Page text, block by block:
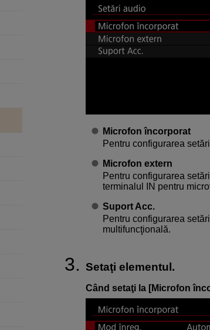
Microfon încorporat
Pentru configurarea
Microfon extern
Pentru configurarea
terminalul IN pentru
Suport Acc.
Pentru configurarea
multifuncţională.
Setaţi elementul.
Când setaţi la [Microfon